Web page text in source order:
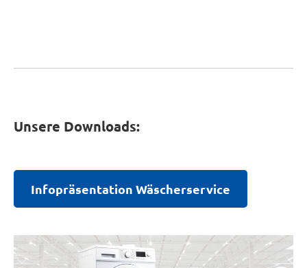
Unsere Downloads:
Infopräsentation Wäscherservice